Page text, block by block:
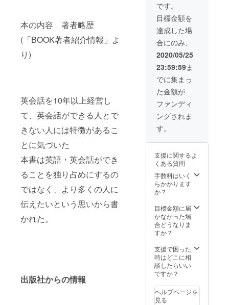
本の内容 著者略歴
(「BOOK著者紹介情報」よ
り)
英会話を10年以上経営し
て、英会話ができる人とで
きない人には特徴があるこ
とに気づいた
本書は英語・英会話ができ
ることを独り占めにするの
ではなく、より多くの人に
伝えたいという思いから書
かれた。
出版社からの情報
はイー
ミック
スグ
ループ
となり
ます。
また今
後の販
促とし
て活用
する場
合がご
ざいま
了承く
ませ。
こでの
ビデオ
撮影・
写真撮
影・録
音につ
きまし
ては著
作権元
はイー
ミック
スグ
ループ
また今
促とし
て活用
する場
合がご
予めご
了承く
ださい
んの 英
語レッ
スンＯ
Ｒ講
演
合計2時
間程
度 そ
れ以上
の場合
はご相
談下さ
い。 1
通費
れ以外
は実費
でいた
だきま
でのビ
デオ撮
影・写
音につ
きまし
ては著
作権元
ミック
スグ
です。
目標金額を
達成した場
合にのみ、
2020/05/25
23:59:59ま
でに集まっ
た金額が
ファンディ
ングされま
す。
支援に関するよ
くある質問
手数料はいく
らかかります
か？
目標金額に届
かなかった場
合どうなりま
すか？
支援で困った
時はどこに相
談したらいい
ですか？
ヘルプページを
見る